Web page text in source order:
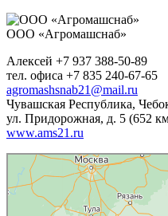
ООО «Агромашснаб»
Алексей +7 937 388-50-89
тел. офиса +7 835 240-67-65
agromashsnab21@mail.ru
Чувашская Республика,
ул. Придорожная, д. 5 (652
www.ams21.ru